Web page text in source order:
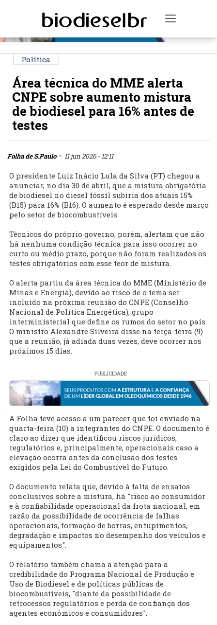
Toggle
Política
Área técnica do MME alerta
CNPE sobre aumento mistura
de biodiesel para 16% antes de
testes
Folha de S.Paulo- 11 jun 2026 - 12:11
O presidente Luiz Inácio Lula da Silva (PT) chegou a
anunciar, no dia 30 de abril, que a mistura obrigatória
de biodiesel no diesel fóssil subiria dos atuais 15%
(B15) para 16% (B16). O aumento é esperado desde março
pelo setor de biocombustíveis.
Técnicos do próprio governo, porém, alertam que não
há nenhuma condição técnica para isso ocorrer no
curto ou médio prazo, porque não foram realizados os
testes obrigatórios com esse teor de mistura.
O alerta partiu da área técnica do MME (Ministério de
Minas e Energia), devido ao risco de o tema ser
incluído na próxima reunião do CNPE (Conselho
Nacional de Política Energética), grupo
interministerial que define os rumos do setor no país.
O ministro Alexandre Silveira disse na terça-feira (9)
que a reunião, já adiada duas vezes, deve ocorrer nos
próximos 15 dias.
PUBLICIDADE
A Folha teve acesso a um parecer que foi enviado na
quarta-feira (10) a integrantes do CNPE. O documento é
claro ao dizer que identificou riscos jurídicos,
regulatórios e, principalmente, operacionais caso a
elevação ocorra antes da conclusão dos testes
exigidos pela Lei do Combustível do Futuro.
O documento relata que, devido à falta de ensaios
conclusivos sobre a mistura, há "risco ao consumidor
e à confiabilidade operacional da frota nacional, em
razão da possibilidade de ocorrência de falhas
operacionais, formação de borras, entupimentos,
degradação e impactos no desempenho dos veículos e
equipamentos".
O relatório também chama a atenção para a
credibilidade do Programa Nacional de Produção e
Uso de Biodiesel e de políticas públicas de
biocombustíveis, "diante da possibilidade de
retrocessos regulatórios e perda de confiança dos
agentes econômicos e consumidores".